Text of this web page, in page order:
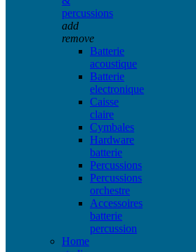
percussions
add
remove
Batterie
acoustique
Batterie
electronique
Caisse
claire
Cymbales
Hardware
batterie
Percussions
Percussions
orchestre
Accessoires
batterie
percussion
Home